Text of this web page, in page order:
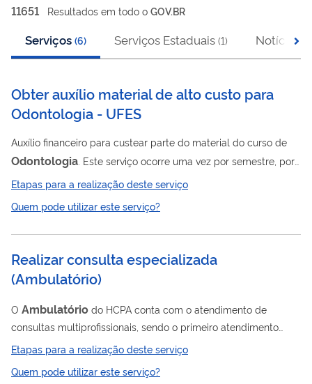
11651 Resultados em todo o GOV.BR
Serviços (6) Serviços Estaduais (1) Notícias
Obter auxílio material de alto custo para
Odontologia - UFES
Auxílio financeiro para custear parte do material do curso de
Odontologia . Este serviço ocorre uma vez por semestre, por
meio de edital próprio.
Etapas para a realização deste serviço
Quem pode utilizar este serviço?
Realizar consulta especializada
(Ambulatório)
O Ambulatório do HCPA conta com o atendimento de
consultas multiprofissionais, sendo o primeiro atendimento
médico agendado pela Coordenação de Regulação
Ambulatorial da Secretaria Municipal de Saúde após a
solicitação realizada pelos serviços de atenção primária à
Etapas para a realização deste serviço
Quem pode utilizar este serviço?